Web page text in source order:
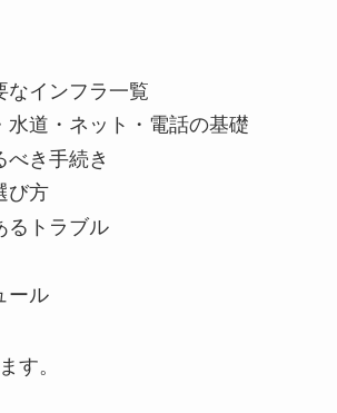
なインフラ一覧
水道・ネット・電話の基礎
べき手続き
び方
るトラブル
ール
す。